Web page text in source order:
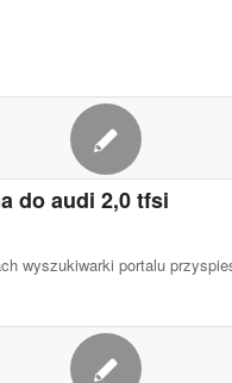
do audi 2,0 tfsi
wyszukiwarki portalu